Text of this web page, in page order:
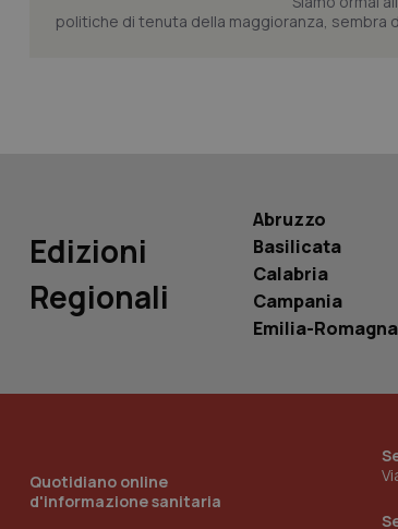
politiche di tenuta della maggioranza, sembra
Edizioni
Regionali
Abruzzo
Basilicata
Calabria
Campania
Emilia-Romagna
Quotidiano online
d'informazione sanitaria